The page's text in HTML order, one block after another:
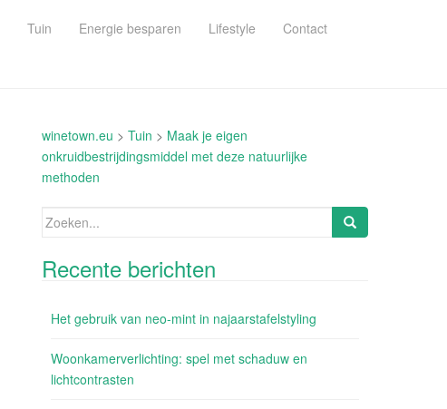
Tuin Energie besparen Lifestyle Contact
winetown.eu > Tuin > Maak je eigen
onkruidbestrijdingsmiddel met deze natuurlijke
methoden
Zoeken
Recente berichten
Het gebruik van neo-mint in najaarstafelstyling
Woonkamerverlichting: spel met schaduw en
lichtcontrasten